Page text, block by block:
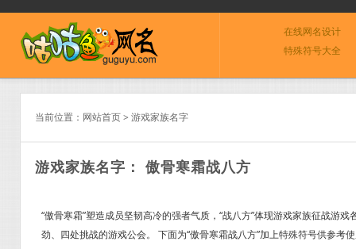
在线网名设计
特殊符号大全
当前位置： 网站首页> 游戏家族名字
游戏家族名字： 傲骨寒霜战八方
“傲骨寒霜”塑造成员坚韧高冷的强者气质，“战八方”体现游戏家族征战游
劲、四处挑战的游戏公会。 下面为“傲骨寒霜战八方”加上特殊符号供参考